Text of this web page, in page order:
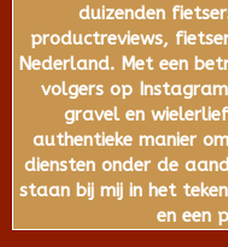
duizenden
productreviews,
Nederland. Met een
volgers op
gravel en
authentieke manier
diensten onder de
staan bij mij in het
en een